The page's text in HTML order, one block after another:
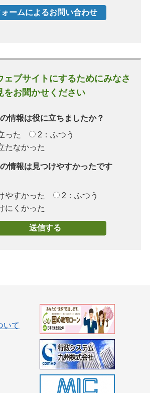
ェブサイトにするためにみなさ
をお聞かせください
情報は役に立ちましたか？
った
2：ふつう
たなかった
情報は見つけやすかったです
やすかった
2：ふつう
にくかった
いて